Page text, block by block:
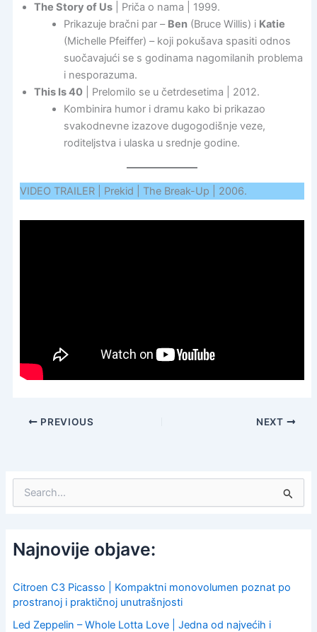
The Story of Us| Priča o nama | 1999.
Prikazuje bračni par – Ben(Bruce Willis) i Katie
(Michelle Pfeiffer) – koji pokušava spasiti odnos
suočavajući se s godinama nagomilanih problema
i nesporazuma.
This Is 40| Prelomilo se u četrdesetima | 2012.
Kombinira humor i dramu kako bi prikazao
svakodnevne izazove dugogodišnje veze,
roditeljstva i ulaska u srednje godine.
VIDEO TRAILER | Prekid | The Break-Up | 2006.
PREVIOUS NEXT
c
h
o
r
:
Najnovije objave:
Citroen C3 Picasso | Kompaktni monovolumen poznat po
prostranoj i praktičnoj unutrašnjosti
Led Zeppelin – Whole Lotta Love | Jedna od najvećih i